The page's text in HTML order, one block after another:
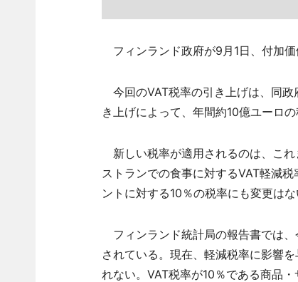
フィンランド政府が9月1日、付加
今回のVAT税率の引き上げは、同政
き上げによって、年間約10億ユーロ
新しい税率が適用されるのは、こ
ストランでの食事に対するVAT軽減
ントに対する10％の税率にも変更はな
フィンランド統計局の報告書では
されている。現在、軽減税率に影響
れない。VAT税率が10％である商品